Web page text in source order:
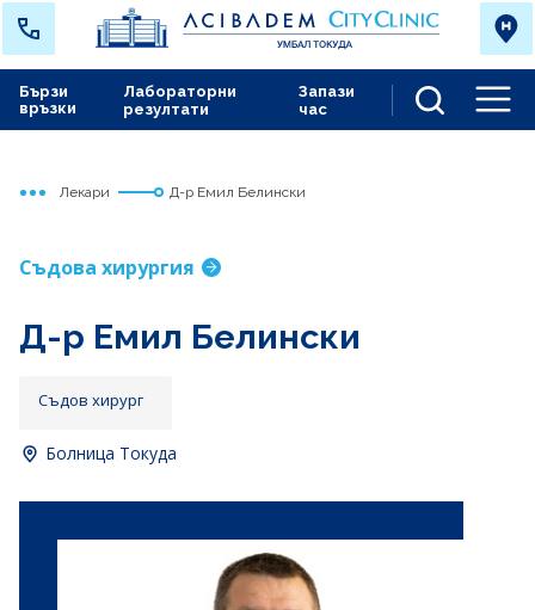
Лабораторни
резултати
Запази
час
Бързи
връзки
Начало
Токуда
Лекари Д-р Емил Белински
Съдова хирургия
Д-р Емил Белински
Съдов хирург
Болница Токуда